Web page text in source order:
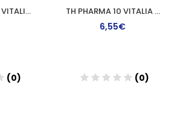
TH PHARMA 723 VITALIA SIN AMONIACO COLORACION
(0)
TH PHARMA 10 VITALIA SIN AMONIACO COLORACION
6,55€
(0)